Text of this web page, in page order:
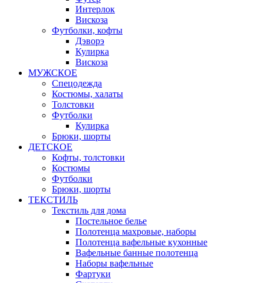
Интерлок
Вискоза
Футболки, кофты
Дэворэ
Кулирка
Вискоза
МУЖСКОЕ
Спецодежда
Костюмы, халаты
Толстовки
Футболки
Кулирка
Брюки, шорты
ДЕТСКОЕ
Кофты, толстовки
Костюмы
Футболки
Брюки, шорты
ТЕКСТИЛЬ
Текстиль для дома
Постельное белье
Полотенца махровые, наборы
Полотенца вафельные кухонные
Вафельные банные полотенца
Наборы вафельные
Фартуки